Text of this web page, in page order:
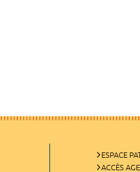
ESPACE
ACCÈS